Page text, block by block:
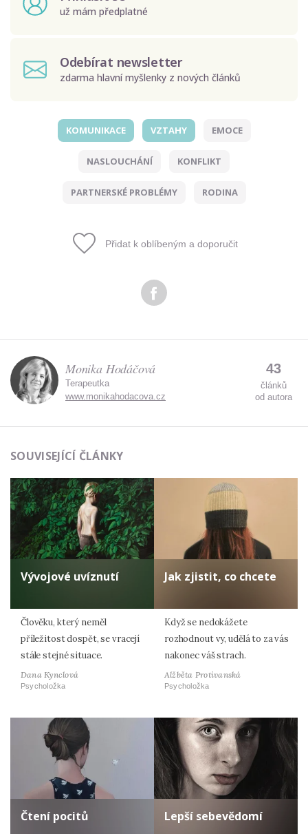
už mám předplatné
Odebírat newsletter
zdarma hlavní myšlenky z nových článků
Odeslat
KOMUNIKACE VZTAHY EMOCE
NASLOUCHÁNÍ KONFLIKT
PARTNERSKÉ PROBLÉMY RODINA
Přidat k oblíbeným a doporučit
Monika Hodáčová
Terapeutka
www.monikahodacova.cz
43
článků
od autora
SOUVISEJÍCÍ ČLÁNKY
Vývojové uvíznutí
Člověku, který neměl
příležitost dospět, se vracejí
stále stejné situace.
Dana Kynclová
Psycholožka
Jak zjistit, co chcete
Když se nedokážete
rozhodnout vy, udělá to za vás
nakonec váš strach.
Alžběta Protivanská
Psycholožka
Čtení pocitů Lepší sebevědomí